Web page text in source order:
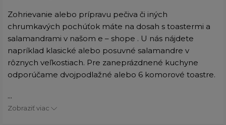
Zohrievanie alebo prípravu pečiva či iných
chrumkavých pochúťok máte na dosah s toastermi a
salamandrami v našom e – shope . U nás nájdete
napríklad klasické alebo posuvné salamandre v
rôznych veľkostiach. Pre zaneprázdnené kuchyne
odporúčame dvojpodlažné alebo 6 komorové toastre.
...
Zobraziť viac